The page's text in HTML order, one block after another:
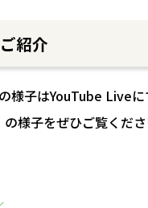
紹介
様子はYouTube Live
様子をぜひご覧くだ